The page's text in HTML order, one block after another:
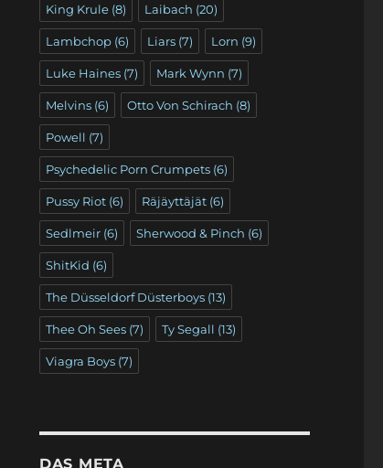
King Krule(8) Laibach (20)
Lambchop(6) Liars(7) Lorn (9)
Luke Haines(7) Mark Wynn (7)
Melvins(6) Otto Von Schirach (8)
Powell (7)
Psychedelic Porn Crumpets(6)
Pussy Riot(6) Räjäyttäjät(6)
Sedlmeir(6) Sherwood & Pinch (6)
ShitKid (6)
The Düsseldorf Düsterboys(13)
Thee Oh Sees(7) Ty Segall (13)
Viagra Boys(7)
DAS META